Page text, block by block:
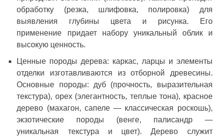
обработку (резка, шлифовка, полировка) для
выявления глубины цвета и рисунка. Его
применение придает набору уникальный облик и
высокую ценность.
Ценные породы дерева: каркас, ларцы и элементы
отделки изготавливаются из отборной древесины.
Основные породы: дуб (прочность, выразительная
текстура), орех (элегантность, теплые тона), красное
дерево (махагон, сапеле — классическая роскошь),
экзотические породы (венге, палисандр —
уникальная текстура и цвет). Дерево служит